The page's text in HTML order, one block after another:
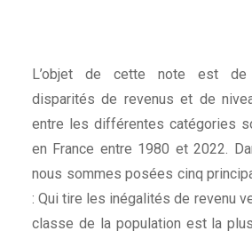
L’objet de cette note est de
disparités de revenus et de
entre les différentes catégories
en France entre 1980 et 2022.
nous sommes posées cinq
: Qui tire les inégalités de revenu
classe de la population est la